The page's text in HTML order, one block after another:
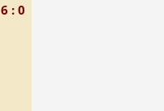
6 : 0